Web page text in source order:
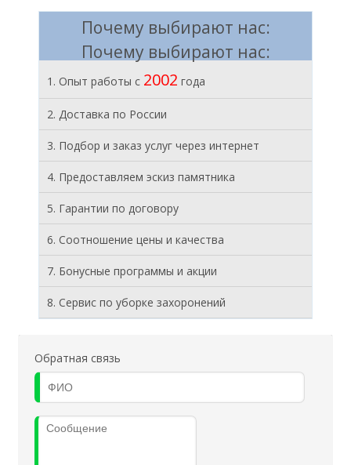
Почему выбирают нас:
Почему выбирают нас:
1. Опыт работы с 2002 года
2. Доставка по России
3. Подбор и заказ услуг через интернет
4. Предоставляем эскиз памятника
5. Гарантии по договору
6. Соотношение цены и качества
7. Бонусные программы и акции
8. Cервис по уборке захоронений
Обратная связь